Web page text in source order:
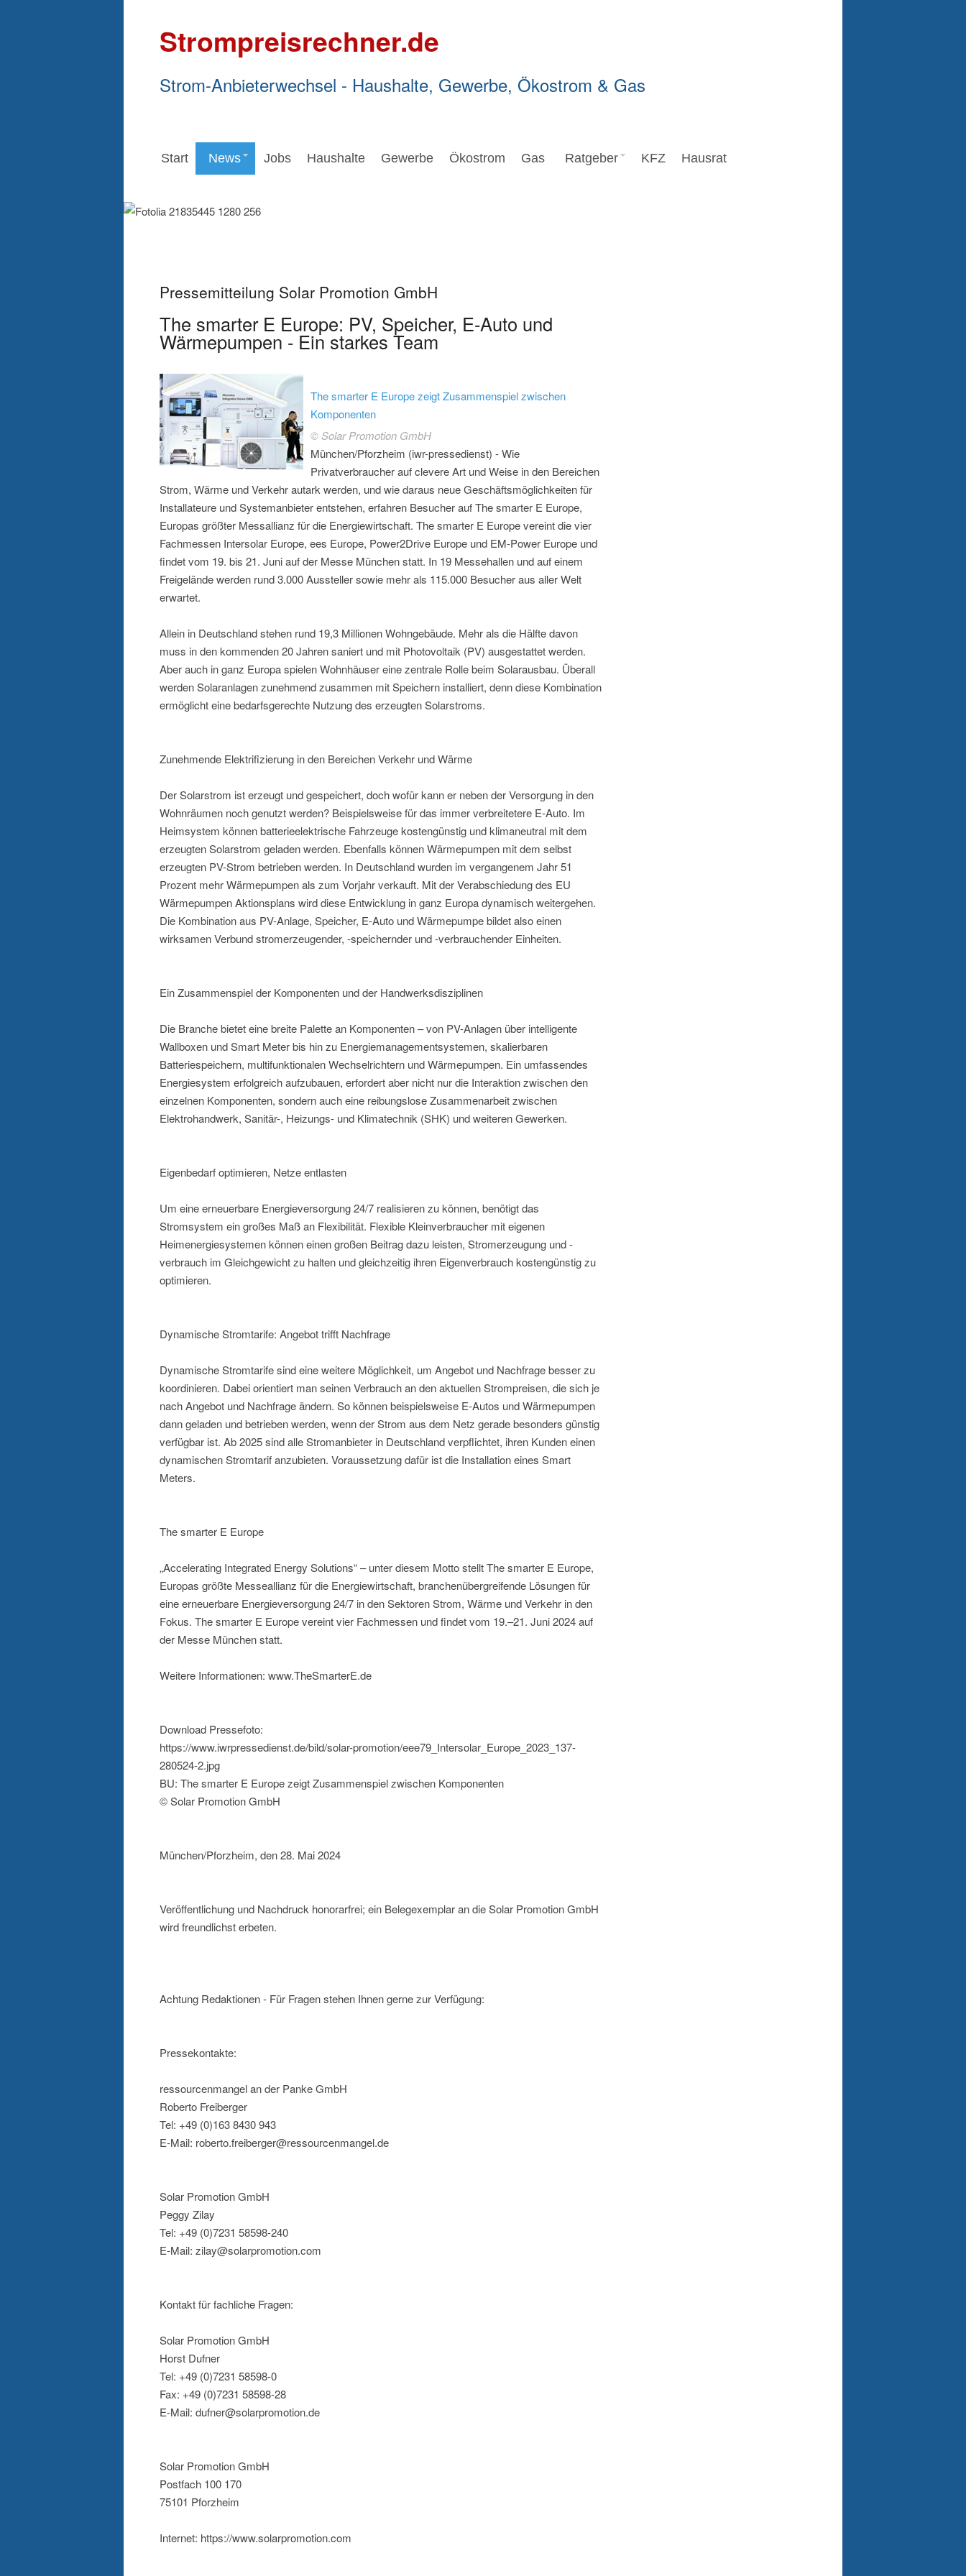
Strompreisrechner.de
Strom-Anbieterwechsel - Haushalte, Gewerbe, Ökostrom & Gas
Start News Jobs Haushalte Gewerbe Ökostrom Gas Ratgeber KFZ Hausrat
Pressemitteilung Solar Promotion GmbH
The smarter E Europe: PV, Speicher, E-Auto und
Wärmepumpen - Ein starkes Team
The smarter E Europe zeigt Zusammenspiel zwischen
Komponenten
© Solar Promotion GmbH
München/Pforzheim (iwr-pressedienst) - Wie
Privatverbraucher auf clevere Art und Weise in den Bereichen
Strom, Wärme und Verkehr autark werden, und wie daraus neue Geschäftsmöglichkeiten für
Installateure und Systemanbieter entstehen, erfahren Besucher auf The smarter E Europe,
Europas größter Messallianz für die Energiewirtschaft. The smarter E Europe vereint die vier
Fachmessen Intersolar Europe, ees Europe, Power2Drive Europe und EM-Power Europe und
findet vom 19. bis 21. Juni auf der Messe München statt. In 19 Messehallen und auf einem
Freigelände werden rund 3.000 Aussteller sowie mehr als 115.000 Besucher aus aller Welt
erwartet.
Allein in Deutschland stehen rund 19,3 Millionen Wohngebäude. Mehr als die Hälfte davon
muss in den kommenden 20 Jahren saniert und mit Photovoltaik (PV) ausgestattet werden.
Aber auch in ganz Europa spielen Wohnhäuser eine zentrale Rolle beim Solarausbau. Überall
werden Solaranlagen zunehmend zusammen mit Speichern installiert, denn diese Kombination
ermöglicht eine bedarfsgerechte Nutzung des erzeugten Solarstroms.
Zunehmende Elektrifizierung in den Bereichen Verkehr und Wärme
Der Solarstrom ist erzeugt und gespeichert, doch wofür kann er neben der Versorgung in den
Wohnräumen noch genutzt werden? Beispielsweise für das immer verbreitetere E-Auto. Im
Heimsystem können batterieelektrische Fahrzeuge kostengünstig und klimaneutral mit dem
erzeugten Solarstrom geladen werden. Ebenfalls können Wärmepumpen mit dem selbst
erzeugten PV-Strom betrieben werden. In Deutschland wurden im vergangenem Jahr 51
Prozent mehr Wärmepumpen als zum Vorjahr verkauft. Mit der Verabschiedung des EU
Wärmepumpen Aktionsplans wird diese Entwicklung in ganz Europa dynamisch weitergehen.
Die Kombination aus PV-Anlage, Speicher, E-Auto und Wärmepumpe bildet also einen
wirksamen Verbund stromerzeugender, -speichernder und -verbrauchender Einheiten.
Ein Zusammenspiel der Komponenten und der Handwerksdisziplinen
Die Branche bietet eine breite Palette an Komponenten – von PV-Anlagen über intelligente
Wallboxen und Smart Meter bis hin zu Energiemanagementsystemen, skalierbaren
Batteriespeichern, multifunktionalen Wechselrichtern und Wärmepumpen. Ein umfassendes
Energiesystem erfolgreich aufzubauen, erfordert aber nicht nur die Interaktion zwischen den
einzelnen Komponenten, sondern auch eine reibungslose Zusammenarbeit zwischen
Elektrohandwerk, Sanitär-, Heizungs- und Klimatechnik (SHK) und weiteren Gewerken.
Eigenbedarf optimieren, Netze entlasten
Um eine erneuerbare Energieversorgung 24/7 realisieren zu können, benötigt das
Stromsystem ein großes Maß an Flexibilität. Flexible Kleinverbraucher mit eigenen
Heimenergiesystemen können einen großen Beitrag dazu leisten, Stromerzeugung und -
verbrauch im Gleichgewicht zu halten und gleichzeitig ihren Eigenverbrauch kostengünstig zu
optimieren.
Dynamische Stromtarife: Angebot trifft Nachfrage
Dynamische Stromtarife sind eine weitere Möglichkeit, um Angebot und Nachfrage besser zu
koordinieren. Dabei orientiert man seinen Verbrauch an den aktuellen Strompreisen, die sich je
nach Angebot und Nachfrage ändern. So können beispielsweise E-Autos und Wärmepumpen
dann geladen und betrieben werden, wenn der Strom aus dem Netz gerade besonders günstig
verfügbar ist. Ab 2025 sind alle Stromanbieter in Deutschland verpflichtet, ihren Kunden einen
dynamischen Stromtarif anzubieten. Voraussetzung dafür ist die Installation eines Smart
Meters.
The smarter E Europe
„Accelerating Integrated Energy Solutions“ – unter diesem Motto stellt The smarter E Europe,
Europas größte Messeallianz für die Energiewirtschaft, branchenübergreifende Lösungen für
eine erneuerbare Energieversorgung 24/7 in den Sektoren Strom, Wärme und Verkehr in den
Fokus. The smarter E Europe vereint vier Fachmessen und findet vom 19.–21. Juni 2024 auf
der Messe München statt.
Weitere Informationen: www.TheSmarterE.de
Download Pressefoto:
https://www.iwrpressedienst.de/bild/solar-promotion/eee79_Intersolar_Europe_2023_137-
280524-2.jpg
BU: The smarter E Europe zeigt Zusammenspiel zwischen Komponenten
© Solar Promotion GmbH
München/Pforzheim, den 28. Mai 2024
Veröffentlichung und Nachdruck honorarfrei; ein Belegexemplar an die Solar Promotion GmbH
wird freundlichst erbeten.
Achtung Redaktionen - Für Fragen stehen Ihnen gerne zur Verfügung:
Pressekontakte:
ressourcenmangel an der Panke GmbH
Roberto Freiberger
Tel: +49 (0)163 8430 943
E-Mail: roberto.freiberger@ressourcenmangel.de
Solar Promotion GmbH
Peggy Zilay
Tel: +49 (0)7231 58598-240
E-Mail: zilay@solarpromotion.com
Kontakt für fachliche Fragen:
Solar Promotion GmbH
Horst Dufner
Tel: +49 (0)7231 58598-0
Fax: +49 (0)7231 58598-28
E-Mail: dufner@solarpromotion.de
Solar Promotion GmbH
Postfach 100 170
75101 Pforzheim
Internet: https://www.solarpromotion.com